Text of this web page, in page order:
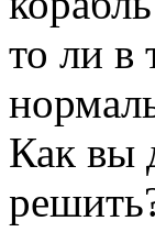
то ли в
Как вы